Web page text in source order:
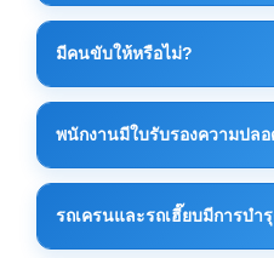
งาน
สามารถเลือกให้เหมาะกับง
หรือขนย้ายเครื่องจักรได้
มีคนขับให้หรือไม่?
ปลอดภัยและความถูกต้องใน
พนักงานมีใบรับรองความปล
พนักงานผ่านการอบรมด้าน
ประสบการณ์การทำงานจริง
รถเครนและรถเฮี๊ยบมีการบำ